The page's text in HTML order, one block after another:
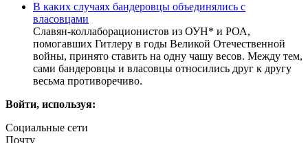
В каких случаях бандеровцы объединялись с
власовцами
Славян-коллаборационистов из ОУН* и РОА,
помогавших Гитлеру в годы Великой Отечественной
войны, принято ставить на одну чашу весов. Между тем,
сами бандеровцы и власовцы относились друг к другу
весьма противоречиво.
Войти, используя:
Социальные сети
Почту